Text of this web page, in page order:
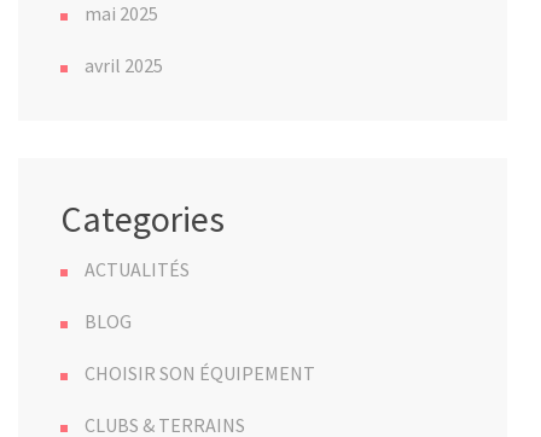
mai 2025
avril 2025
Categories
ACTUALITÉS
BLOG
CHOISIR SON ÉQUIPEMENT
CLUBS & TERRAINS